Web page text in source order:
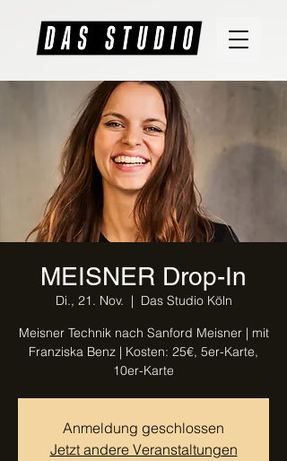
MEISNER Drop-In
Di., 21. Nov.
  |
Das Studio Köln
Meisner Technik nach Sanford Meisner | mit
Franziska Benz | Kosten: 25€, 5er-Karte,
Anmeldung geschlossen
Jetzt andere Veranstaltungen